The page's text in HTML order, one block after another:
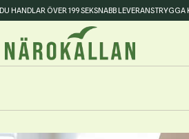
HANDLAR ÖVER 199 SEKSNABB LEVERANSTRYGGA